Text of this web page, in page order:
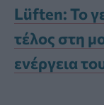
Lüften: Το
τέλος στη
ενέργεια